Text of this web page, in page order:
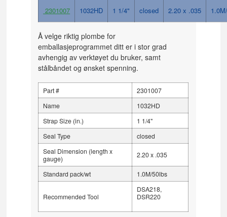
2301007 1032HD 1 1/4" closed 2.20 x .035
Å velge riktig plombe for
emballasjeprogrammet ditt er i stor grad
avhengig av verktøyet du bruker, samt
stålbåndet og ønsket spenning.
Part #
2301007
Name
1032HD
Strap Size (in.)
1 1/4"
Seal Type
closed
Seal Dimension (length x
gauge)
2.20 x .035
Standard pack/wt 1.0M/50lbs
Recommended Tool
DSA218,
DSR220